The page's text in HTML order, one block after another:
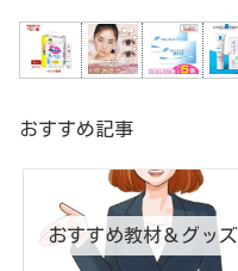
おすすめ記事
おすすめ教材＆グッズ